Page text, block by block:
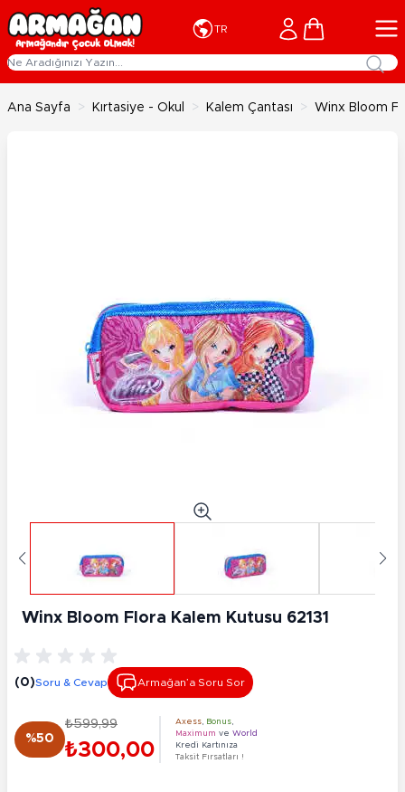
İçeriğe geç
TR Cart
Ana Sayfa > Kırtasiye - Okul > Kalem Çantası > Winx Bloom
Winx Bloom Flora Kalem Kutusu 62131
(0)Soru & Cevap Armağan’a Soru Sor
%50
₺599,99
₺300,00
Axess Bonus
Maximum ve World
Kredi Kartınıza
Taksit Fırsatları !